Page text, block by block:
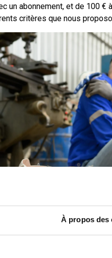
À propos des
abonnement, et de 100 €
critères que nous
d’un DATI en 2025. En